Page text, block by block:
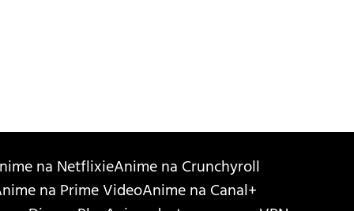
na NetflixieAnime na Crunchyroll
na Prime VideoAnime na Canal+